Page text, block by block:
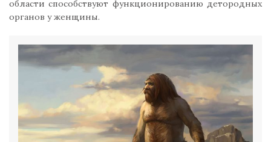
области способствуют функционированию детородных
органов у женщины.